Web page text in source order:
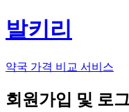
발키리
약국 가격 비교 서비스
회원가입 및 로